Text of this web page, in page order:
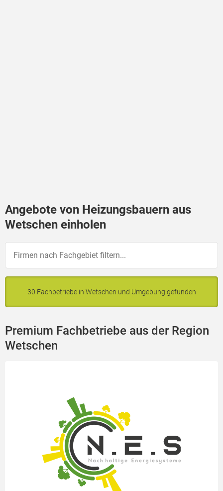
Angebote von Heizungsbauern aus
Wetschen einholen
30 Fachbetriebe in Wetschen und Umgebung gefunden
Premium Fachbetriebe aus der Region
Wetschen